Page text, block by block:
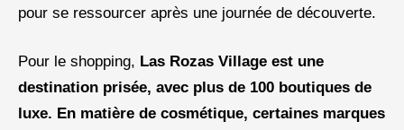
pour se ressourcer après une journée de découverte.
Pour le shopping, Las Rozas Village est une
destination prisée, avec plus de 100 boutiques de
luxe. En matière de cosmétique, certaines marques